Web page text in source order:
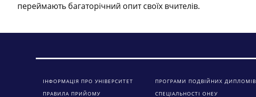
переймають багаторічний опит своїх вчителів.
ІНФОРМАЦІЯ ПРО УНІВЕРСИТЕТ
ПРАВИЛА ПРИЙОМУ
ПРОГРАМИ ПОДВІЙНИХ ДИПЛОМІВ
СПЕЦІАЛЬНОСТІ ОНЕУ